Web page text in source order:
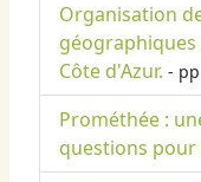
Organisation
géographiques
Côte d'Azur. -
Prométhée :
questions pour